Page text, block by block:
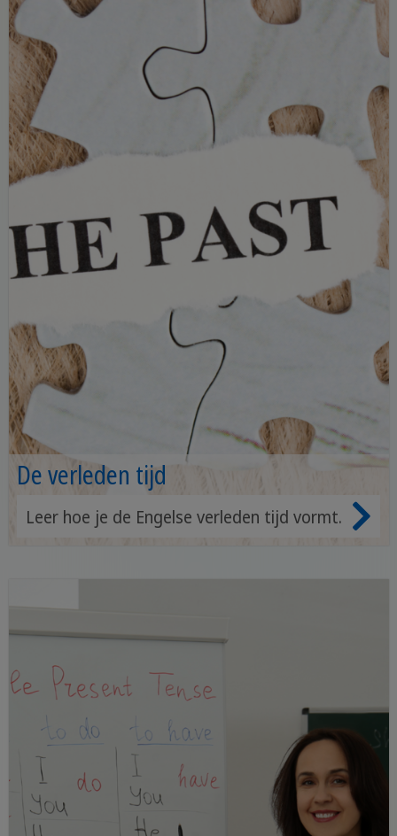
De verleden tijd
Leer hoe je de Engelse verleden tijd vormt.